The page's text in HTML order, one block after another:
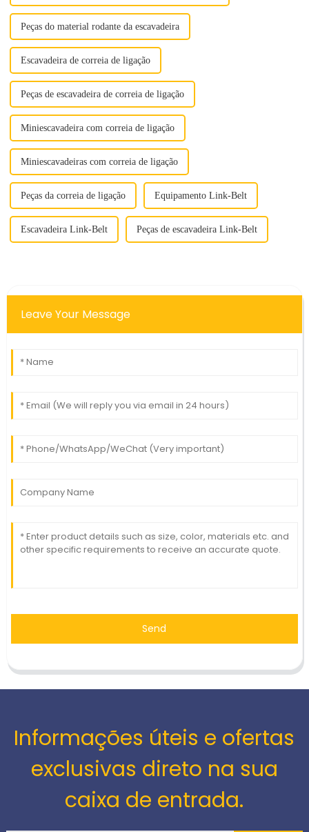
Peças do material rodante da escavadeira
Escavadeira de correia de ligação
Peças de escavadeira de correia de ligação
Miniescavadeira com correia de ligação
Miniescavadeiras com correia de ligação
Peças da correia de ligação Equipamento Link-Belt
Escavadeira Link-Belt Peças de escavadeira Link-Belt
Leave Your Message
Send
Informações úteis e ofertas
exclusivas direto na sua
caixa de entrada.